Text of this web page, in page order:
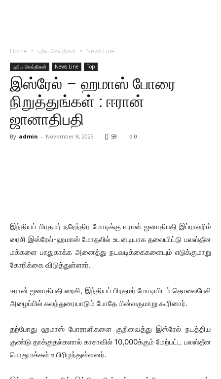
Home புதிய செய்திகள் News Line
புதிய செய்திகள் News Line Top
இஸ்ரேல் – ஹமாஸ் போரை
நிறுத்துங்கள் : ஈரான்
ஜானாதிபதி
By admin - November 8, 2023 59 0
இந்தியப் பிரதமர் நரேந்திர மோடிக்கு ஈரான் ஜனாதிபதி இப்ராஹிம்
ரைசி இஸ்ரேல்-ஹமாஸ் மோதலில் உடனடியாக தலையிட்டு பலஸ்தீன
மக்களை பாதுகாக்க அனைத்து நடவடிக்கைகளையும் எடுக்குமாறு
கோரிக்கை விடுத்துள்ளார்.
ஈரான் ஜனாதிபதி ரைசி, இந்தியப் பிரதமர் மோடியிடம் தொலைபேசி
அழைப்பில் கலந்துரையாடும் போதே பின்வருமாறு கூரினார்.
தற்போது ஹமாஸ் போராளிகளை குறிவைத்து இஸ்ரேல் நடத்திய
குண்டு தாக்குதல்களால் காசாவில் 10,000க்கும் மேற்பட்ட பலஸ்தீன
பொதுமக்கள் உயிரிழந்துள்ளனர்.